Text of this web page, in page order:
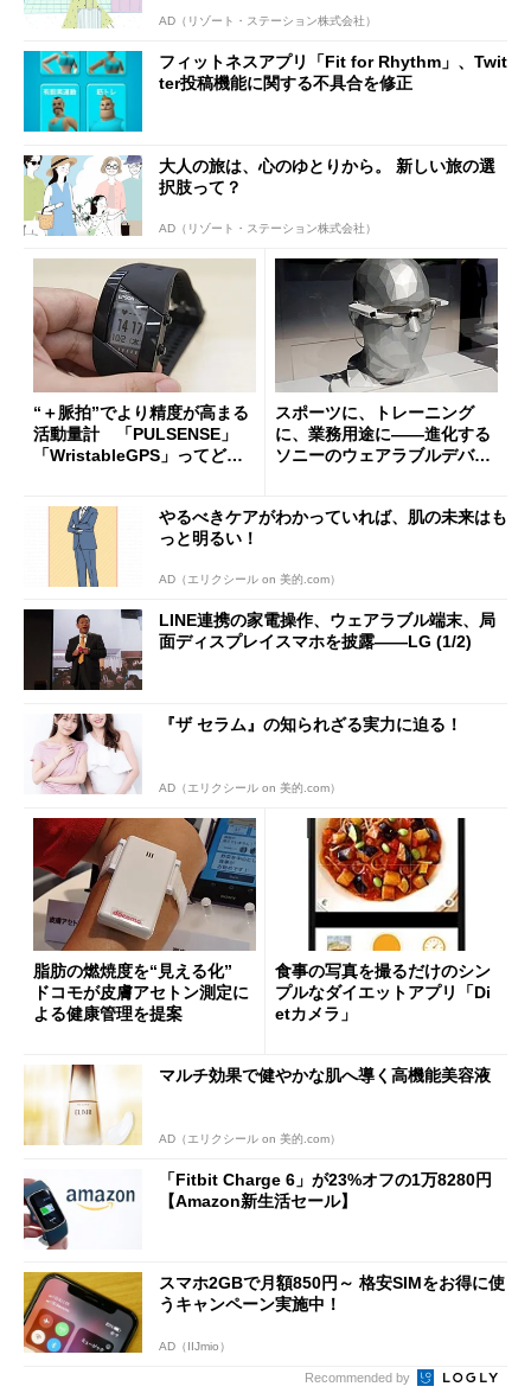
AD（リゾート・ステーション株式会社）
フィットネスアプリ「Fit for Rhythm」、Twit
ter投稿機能に関する不具合を修正
大人の旅は、心のゆとりから。 新しい旅の選
択肢って？
AD（リゾート・ステーション株式会社）
“＋脈拍”でより精度が高まる
活動量計 「PULSENSE」
「WristableGPS」ってどん
スポーツに、トレーニング
に、業務用途に――進化する
ソニーのウェアラブルデバイ
やるべきケアがわかっていれば、肌の未来はも
っと明るい！
AD（エリクシール on 美的.com）
LINE連携の家電操作、ウェアラブル端末、局
面ディスプレイスマホを披露――LG (1/2)
『ザ セラム』の知られざる実力に迫る！
AD（エリクシール on 美的.com）
脂肪の燃焼度を“見える化”
ドコモが皮膚アセトン測定に
よる健康管理を提案
食事の写真を撮るだけのシン
プルなダイエットアプリ「Di
etカメラ」
マルチ効果で健やかな肌へ導く高機能美容液
AD（エリクシール on 美的.com）
「Fitbit Charge 6」が23%オフの1万8280円
【Amazon新生活セール】
スマホ2GBで月額850円～ 格安SIMをお得に使
うキャンペーン実施中！
AD（IIJmio）
Recommended by